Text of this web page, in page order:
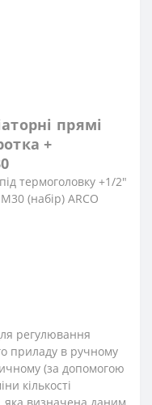
прямі
+
термоголовку +1/2″
(набір) ARCO
регулювання
приладу в ручному
(за допомогою
кількості